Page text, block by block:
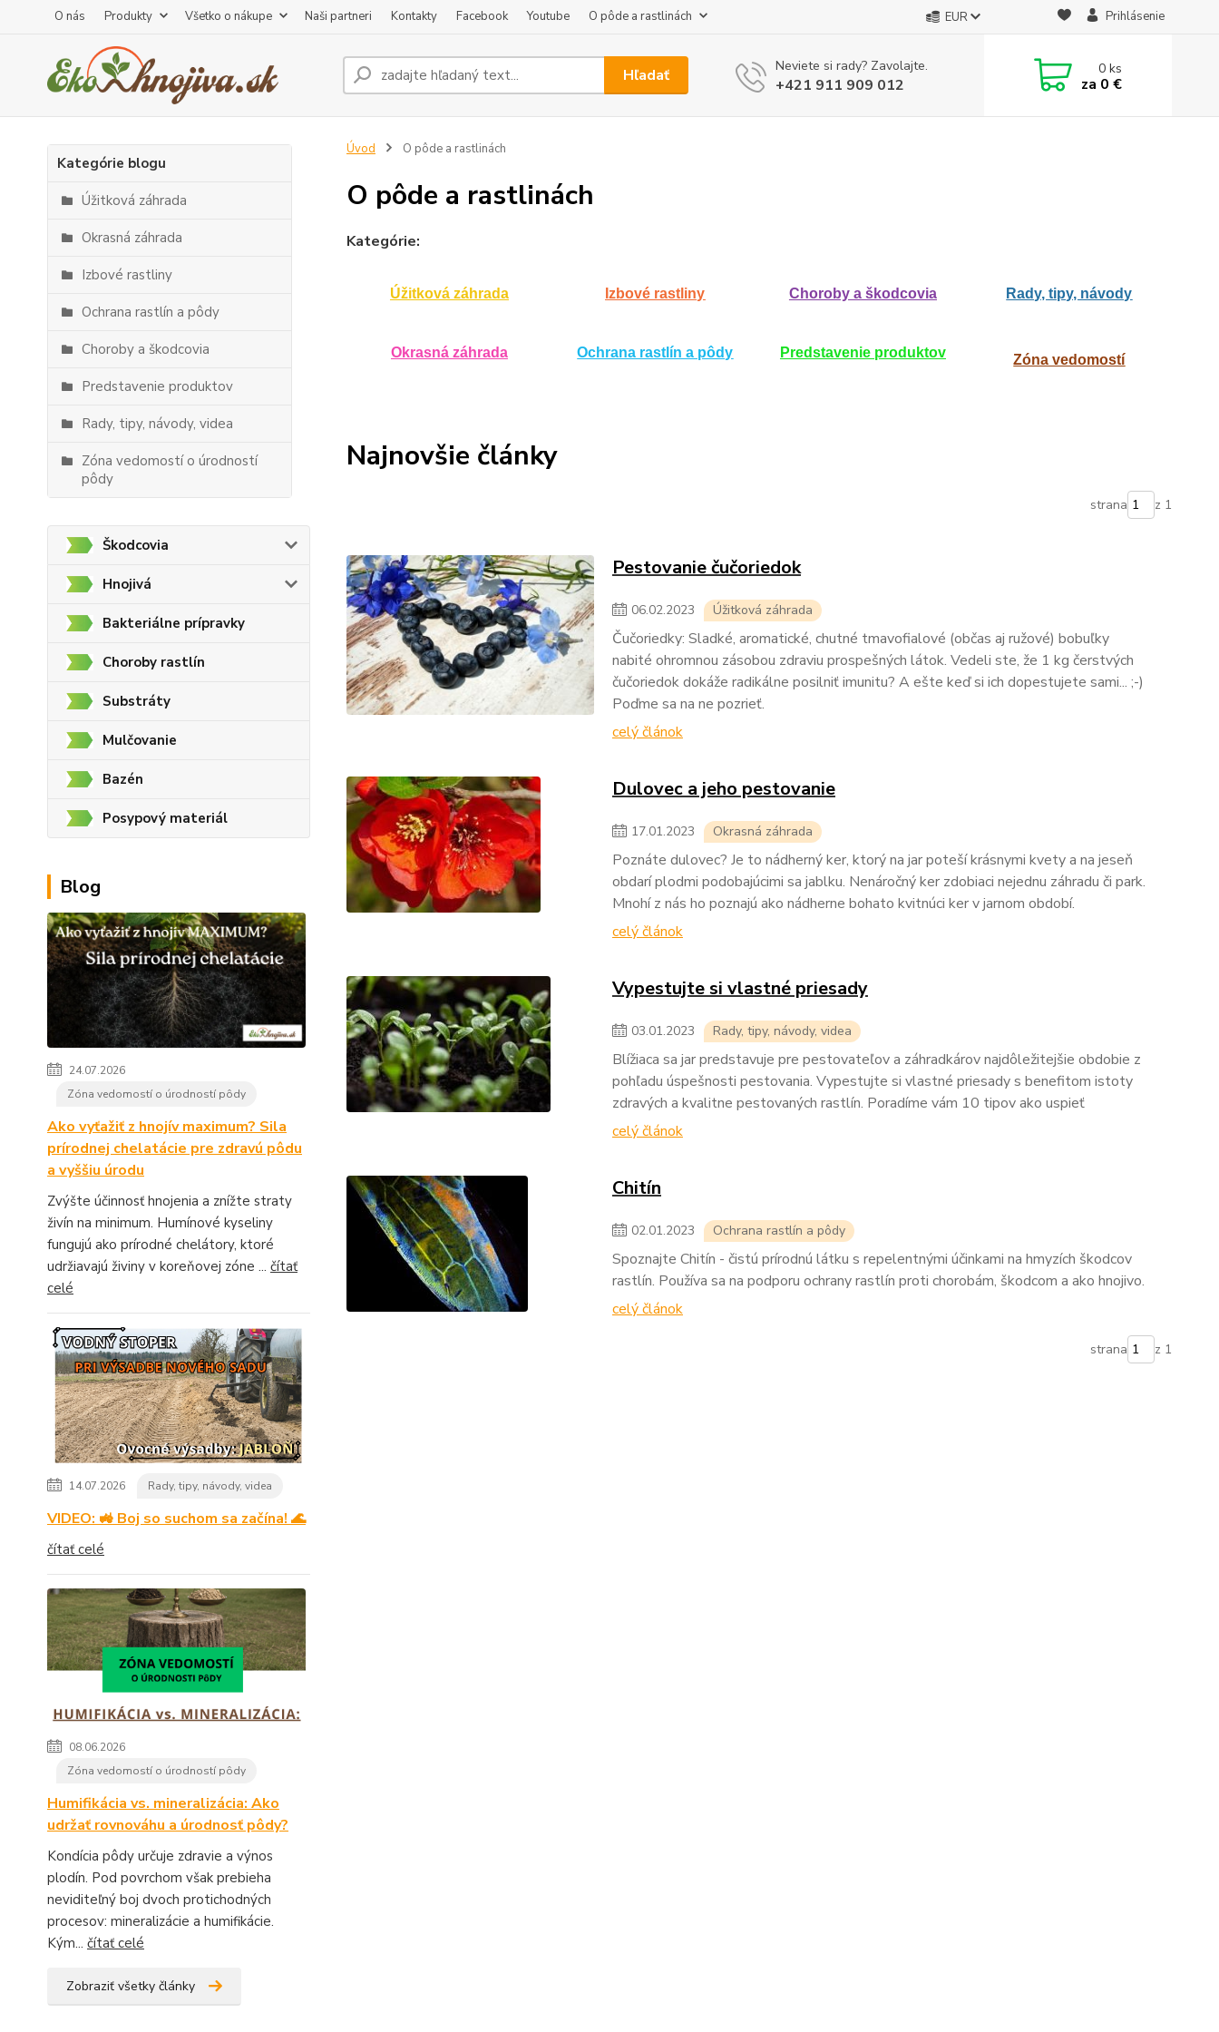
O nás Produkty Všetko o nákupe Naši partneri Kontakty Facebook Youtube O pôde a rastlinách EUR Prihlásenie
Hľadať Neviete si rady? Zavolajte.
+421 911 909 012
0ks
za 0 €
Kategórie blogu
Úžitková záhrada
Okrasná záhrada
Izbové rastliny
Ochrana rastlín a pôdy
Choroby a škodcovia
Predstavenie produktov
Rady, tipy, návody, videa
Zóna vedomostí o úrodností
pôdy
Škodcovia
Hnojivá
Bakteriálne prípravky
Choroby rastlín
Substráty
Mulčovanie
Bazén
Posypový materiál
Blog
24.07.2026
Zóna vedomostí o úrodností pôdy
Ako vyťažiť z hnojív maximum? Sila
prírodnej chelatácie pre zdravú pôdu
a vyššiu úrodu
Zvýšte účinnosť hnojenia a znížte straty
živín na minimum. Humínové kyseliny
fungujú ako prírodné chelátory, ktoré
udržiavajú živiny v koreňovej zóne ... čítať
celé
14.07.2026 Rady, tipy, návody, videa
VIDEO: 🚜 Boj so suchom sa začína! 🌊
čítať celé
08.06.2026
Zóna vedomostí o úrodností pôdy
Humifikácia vs. mineralizácia: Ako
udržať rovnováhu a úrodnosť pôdy?
Kondícia pôdy určuje zdravie a výnos
plodín. Pod povrchom však prebieha
neviditeľný boj dvoch protichodných
procesov: mineralizácie a humifikácie.
Kým... čítať celé
Zobraziť všetky články
Úvod O pôde a rastlinách
O pôde a rastlinách
Kategórie:
Úžitková záhrada Izbové rastliny Choroby a škodcovia Rady, tipy, návody
Okrasná záhrada Ochrana rastlín a pôdy Predstavenie produktov Zóna vedomostí
Najnovšie články
strana z 1
Pestovanie čučoriedok
06.02.2023 Úžitková záhrada
Čučoriedky: Sladké, aromatické, chutné tmavofialové (občas aj ružové) bobuľky
nabité ohromnou zásobou zdraviu prospešných látok. Vedeli ste, že 1 kg čerstvých
čučoriedok dokáže radikálne posilniť imunitu? A ešte keď si ich dopestujete sami... ;-)
Poďme sa na ne pozrieť.
celý článok
Dulovec a jeho pestovanie
17.01.2023 Okrasná záhrada
Poznáte dulovec? Je to nádherný ker, ktorý na jar poteší krásnymi kvety a na jeseň
obdarí plodmi podobajúcimi sa jablku. Nenáročný ker zdobiaci nejednu záhradu či park.
Mnohí z nás ho poznajú ako nádherne bohato kvitnúci ker v jarnom období.
celý článok
Vypestujte si vlastné priesady
03.01.2023 Rady, tipy, návody, videa
Blížiaca sa jar predstavuje pre pestovateľov a záhradkárov najdôležitejšie obdobie z
pohľadu úspešnosti pestovania. Vypestujte si vlastné priesady s benefitom istoty
zdravých a kvalitne pestovaných rastlín. Poradíme vám 10 tipov ako uspieť
celý článok
Chitín
02.01.2023 Ochrana rastlín a pôdy
Spoznajte Chitín - čistú prírodnú látku s repelentnými účinkami na hmyzích škodcov
rastlín. Používa sa na podporu ochrany rastlín proti chorobám, škodcom a ako hnojivo.
celý článok
strana z 1